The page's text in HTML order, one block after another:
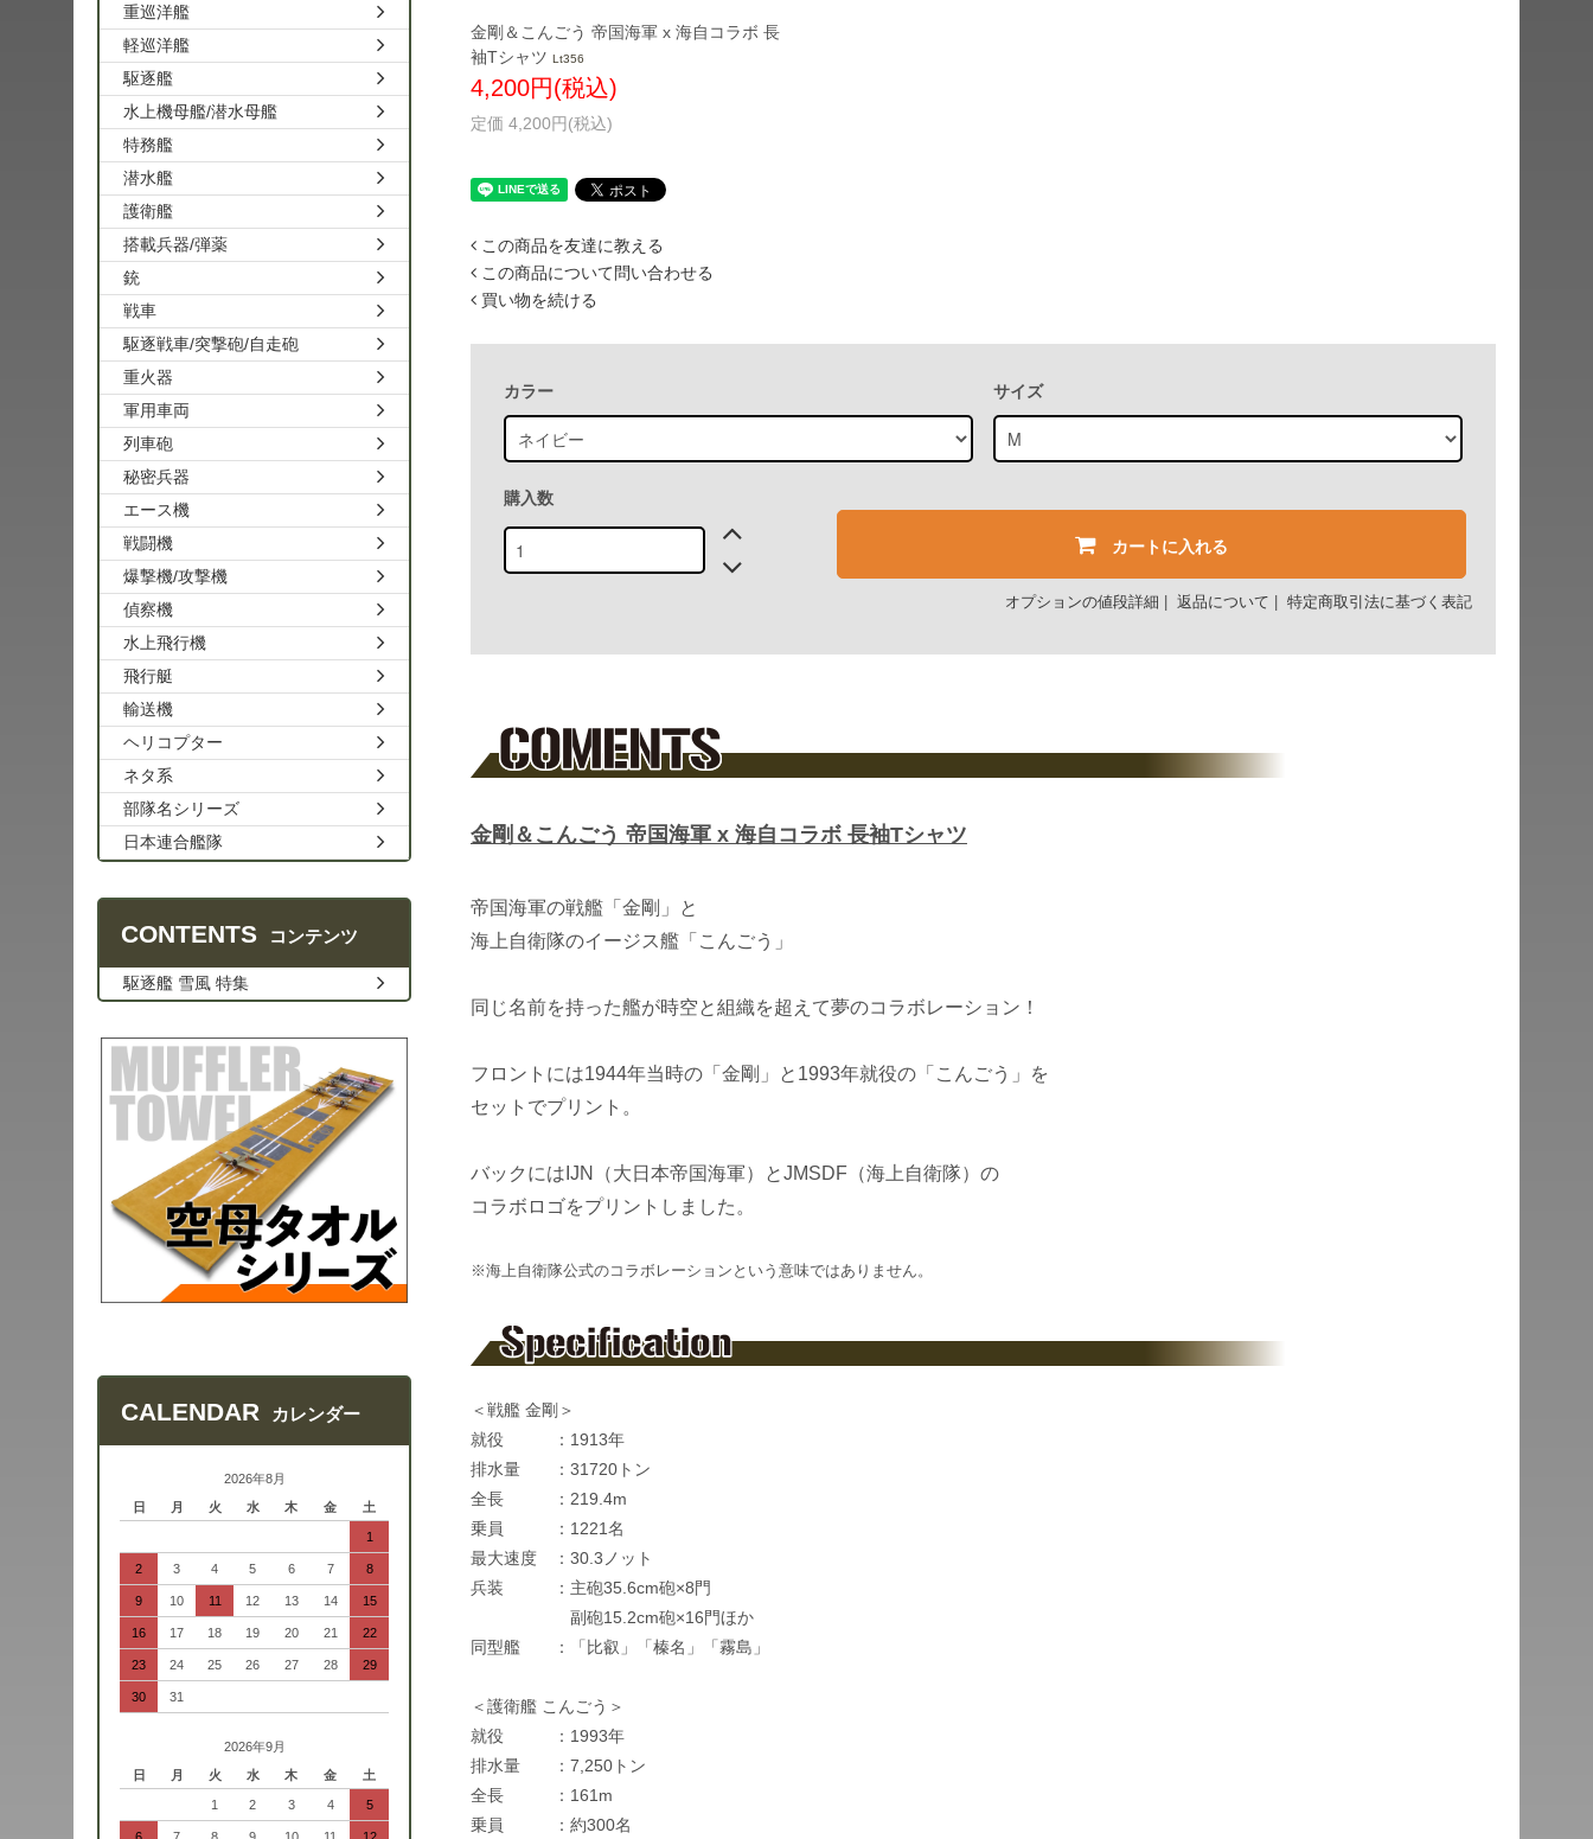
金剛＆こんごう 帝国海軍 x 海自コラボ 長
袖Tシャツ Lt356
4,200円(税込)
定価 4,200円(税込)
この商品を友達に教える
この商品について問い合わせる
買い物を続ける
カラー サイズ
購入数
カートに入れる
オプションの値段詳細 返品について 特定商取引法に基づく表記
金剛＆こんごう 帝国海軍 x 海自コラボ 長袖Tシャツ
帝国海軍の戦艦「金剛」と
海上自衛隊のイージス艦「こんごう」
同じ名前を持った艦が時空と組織を超えて夢のコラボレーション！
フロントには1944年当時の「金剛」と1993年就役の「こんごう」を
セットでプリント。
バックにはIJN（大日本帝国海軍）とJMSDF（海上自衛隊）の
コラボロゴをプリントしました。
※海上自衛隊公式のコラボレーションという意味ではありません。
＜戦艦 金剛＞
就役 ：1913年
排水量 ：31720トン
全長 ：219.4m
乗員 ：1221名
最大速度 ：30.3ノット
兵装 ：主砲35.6cm砲×8門
副砲15.2cm砲×16門ほか
同型艦 ：「比叡」「榛名」「霧島」
＜護衛艦 こんごう＞
就役 ：1993年
排水量 ：7,250トン
全長 ：161m
乗員 ：約300名
重巡洋艦
軽巡洋艦
駆逐艦
水上機母艦/潜水母艦
特務艦
潜水艦
護衛艦
搭載兵器/弾薬
銃
戦車
駆逐戦車/突撃砲/自走砲
重火器
軍用車両
列車砲
秘密兵器
エース機
戦闘機
爆撃機/攻撃機
偵察機
水上飛行機
飛行艇
輸送機
ヘリコプター
ネタ系
部隊名シリーズ
日本連合艦隊
CONTENTS コンテンツ
駆逐艦 雪風 特集
CALENDAR カレンダー
2026年8月
日
月 火 水 木 金 土
1
2 3 4 5 6 7 8
9 10 11 12 13 14 15
16 17 18 19 20 21 22
23 24 25 26 27 28 29
30 31
2026年9月
日
月 火 水 木 金 土
1 2 3 4 5